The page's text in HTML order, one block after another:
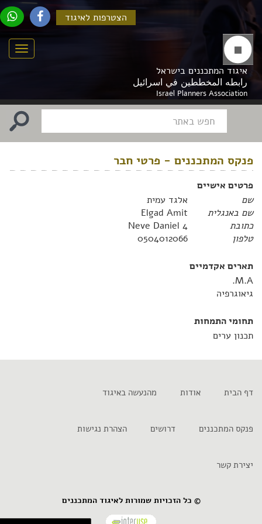
הצטרפות לאיגוד
איגוד המתכננים בישראל
رابطه المخططين في اسرائيل
Israel Planners Association
פנקס המתכננים - פרטי חבר
פרטים אישיים
שם
אלגד עמית
שם באנגלית
Elgad Amit
כתובת
Neve Daniel 4
טלפון
0504012066
תארים אקדמיים
M.A.
גיאוגרפיה
תחומי התמחות
תכנון ערים
דף הבית אודות מהנעשה באיגוד
פנקס המתכננים דרושים הצהרת נגישות
יצירת קשר
© כל הזכויות שמורות לאיגוד המתכננים